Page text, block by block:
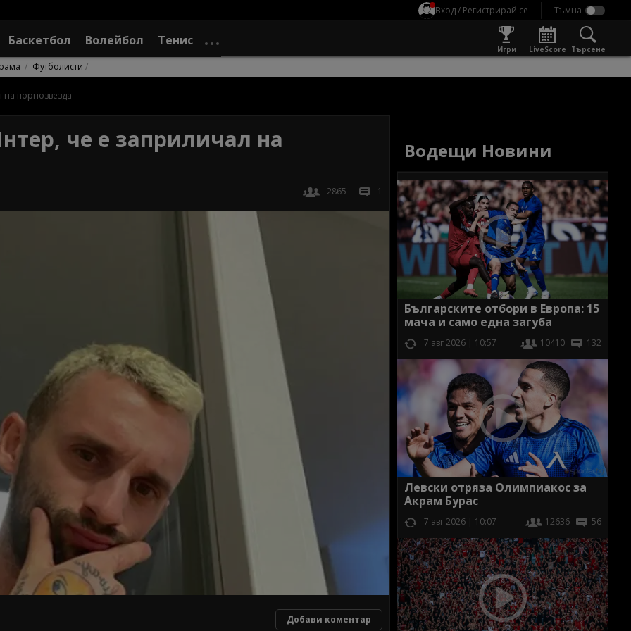
Вход / Регистрирай се
Баскетбол Волейбол Тенис
Игри LiveScore Търсене
Футболисти
на порнозвезда
че е заприличал на
2865 1
Добави коментар
Водещи Новини
Българските отбори в Европа: 15
мача и само една загуба
7 авг 2026 | 10:57 10410 132
Левски отряза Олимпиакос за
Акрам Бурас
7 авг 2026 | 10:07 12636 56